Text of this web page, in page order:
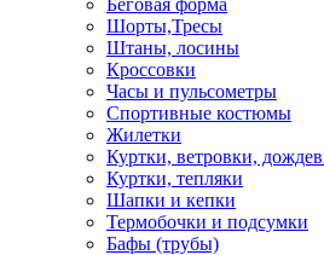
Беговая форма
Шорты,Тресы
Штаны, лосины
Кроссовки
Часы и пульсометры
Спортивные костюмы
Жилетки
Куртки, ветровки,
Куртки, тепляки
Шапки и кепки
Термобочки и подсумки
Бафы (трубы)